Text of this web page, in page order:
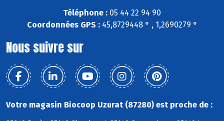
Téléphone : 05 44 22 94 90
Coordonnées GPS :45,8729448 ° , 1,2690279 °
Nous suivre sur
Votre magasin Biocoop Uzurat (87280) est proche de :